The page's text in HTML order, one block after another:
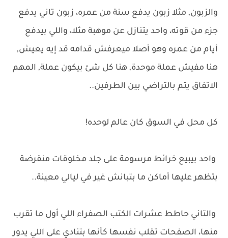
والزبون, مثلا زبون يدفع سنة من عمره، زبون تاني يدفع
جزء من قوته، واحد يتنازل عن موهبة مثلا، واللي بيدفع
أيام من عمره وهو أصلا ميعرفش قدامه قد إيه يعيش,
هنا مفيش عملة موحدة, هنا كل شئ بيكون عملة, المهم
الاتفاق يتم بالتراضي بين الطرفين..
كل محل في السوق كان عالم لوحده!
واحد بيبيع خرائط مرسومة على جلد مخلوقات منقرضة
بتظهر عليها أماكن ما بتبانش غير في ليالي معينة..
والتاني حاطط عشرات الكتب الصفراء اللي أول ما تقرب
منها، الصفحات تقلب نفسها كأنها بتنادي على اللي يدور